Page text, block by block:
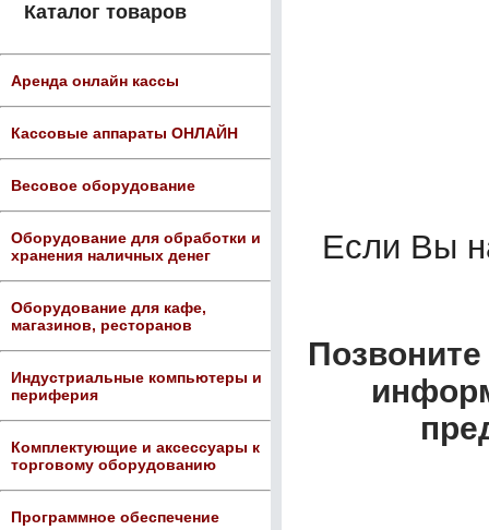
Каталог товаров
Аренда онлайн кассы
Кассовые аппараты ОНЛАЙН
Весовое оборудование
Оборудование для обработки и
хранения наличных денег
Оборудование для кафе,
магазинов, ресторанов
Индустриальные компьютеры и
периферия
Комплектующие и аксессуары к
торговому оборудованию
Программное обеспечение
Если Вы